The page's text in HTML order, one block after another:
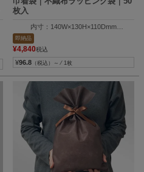
枚入
内寸：140W×130H×110Dmm
外寸：140W×205H×110Dmm
底台紙（別売）：250×118mm
即納品
¥4,840税込
¥96.8 （税込）～ ⁄ 1枚